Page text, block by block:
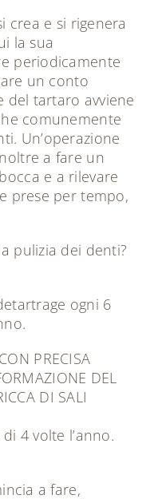
crea e si rigenera
la sua
periodicamente
un conto
del tartaro avviene
comunemente
Un’operazione
a fare un
e a rilevare
prese per tempo,
pulizia dei denti?
ogni 6
CON PRECISA
DEL
DI SALI
4 volte l’anno.
a fare,